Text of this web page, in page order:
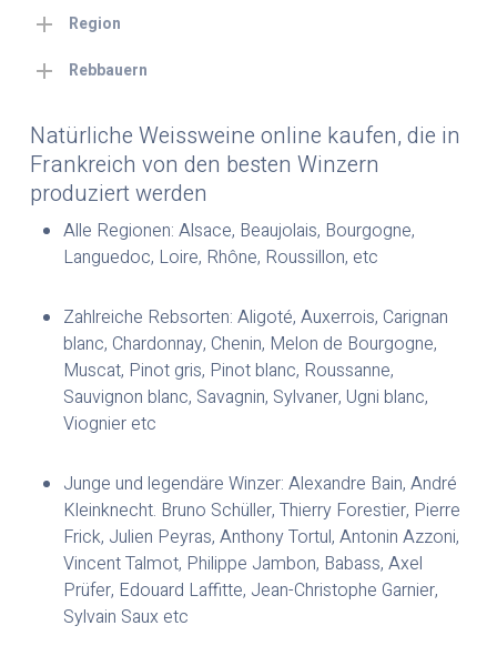
Region
Rebbauern
Natürliche Weissweine online kaufen, die in
Frankreich von den besten Winzern
produziert werden
Alle Regionen: Alsace, Beaujolais, Bourgogne,
Languedoc, Loire, Rhône, Roussillon, etc
Zahlreiche Rebsorten: Aligoté, Auxerrois, Carignan
blanc, Chardonnay, Chenin, Melon de Bourgogne,
Muscat, Pinot gris, Pinot blanc, Roussanne,
Sauvignon blanc, Savagnin, Sylvaner, Ugni blanc,
Viognier etc
Junge und legendäre Winzer: Alexandre Bain, André
Kleinknecht. Bruno Schüller, Thierry Forestier, Pierre
Frick, Julien Peyras, Anthony Tortul, Antonin Azzoni,
Vincent Talmot, Philippe Jambon, Babass, Axel
Prüfer, Edouard Laffitte, Jean-Christophe Garnier,
Sylvain Saux etc